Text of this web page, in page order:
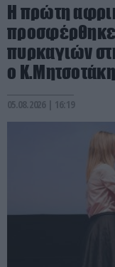
Η πρώτη
προσφέρθηκε
πυρκαγιών
ο
05.08.2026 | 16:19